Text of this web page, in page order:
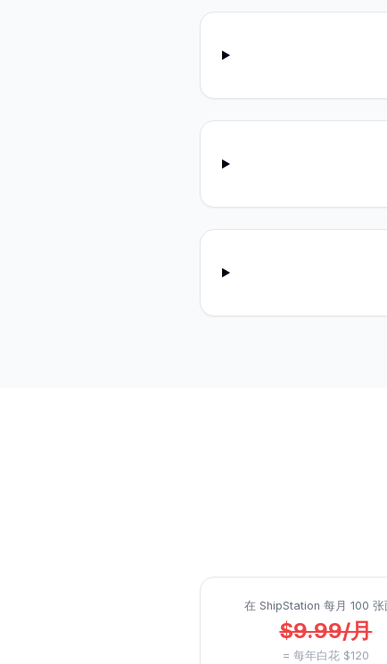
在 ShipStation 每月 100 张
$9.99/月
= 每年白花 $120